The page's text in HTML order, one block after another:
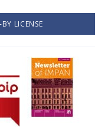
LICENSE